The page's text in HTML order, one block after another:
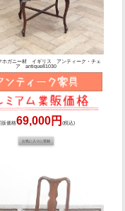
ガニー材 イギリス アンティーク・チェ
ア antique81030
販価格69,000円(税込)